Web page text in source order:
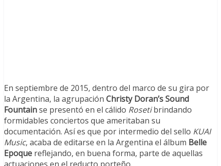
En septiembre de 2015, dentro del marco de su gira por
la Argentina, la agrupación Christy Doran’s Sound
Fountainse presentó en el cálido Rosetibrindando
formidables conciertos que ameritaban su
documentación. Así es que por intermedio del sello KUAI
Music, acaba de editarse en la Argentina el álbum Belle
Epoque reflejando, en buena forma, parte de aquellas